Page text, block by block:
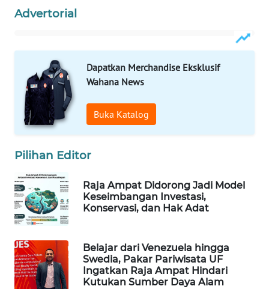
Advertorial
Dapatkan Merchandise Eksklusif
Wahana News
Buka Katalog
Pilihan Editor
Raja Ampat Didorong Jadi Model
Keseimbangan Investasi,
Konservasi, dan Hak Adat
Belajar dari Venezuela hingga
Swedia, Pakar Pariwisata UF
Ingatkan Raja Ampat Hindari
Kutukan Sumber Daya Alam
LAPAK
WAHANA
Wahana
KONSUMEN
LISTRIK
MASYARAKAT
KELISTRIKAN
WALINKI
ID
MAWAKA
ID
MARTABAT
NET